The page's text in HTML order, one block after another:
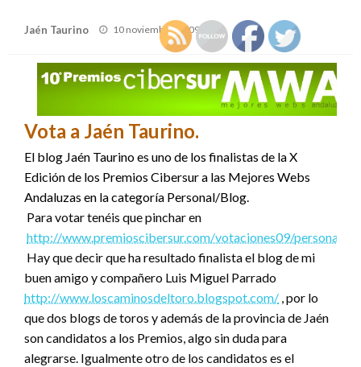
Jaén Taurino
Publicado
10 noviembre, 2009
Vota a Jaén Taurino.
El blog Jaén Taurino es uno de los finalistas de la X
Edición de los Premios Cibersur a las Mejores Webs
Andaluzas en la categoría Personal/Blog.
Para votar tenéis que pinchar en
http://www.premioscibersur.com/votaciones09/
Hay que decir que ha resultado finalista el blog de mi
buen amigo y compañero Luis Miguel Parrado
http://www.loscaminosdeltoro.blogspot.com/ , por lo
que dos blogs de toros y además de la provincia de Jaén
son candidatos a los Premios, algo sin duda para
alegrarse. Igualmente otro de los candidatos es el